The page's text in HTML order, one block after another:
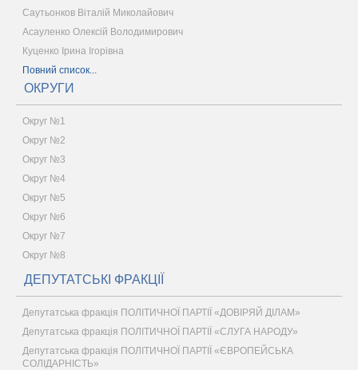
Саутьонков Віталій Миколайович
Асауленко Олексій Володимирович
Куценко Ірина Ігорівна
Повний список...
ОКРУГИ
Округ №1
Округ №2
Округ №3
Округ №4
Округ №5
Округ №6
Округ №7
Округ №8
ДЕПУТАТСЬКІ ФРАКЦІЇ
Депутатська фракція ПОЛІТИЧНОЇ ПАРТІЇ «ДОВІРЯЙ ДІЛАМ»
Депутатська фракція ПОЛІТИЧНОЇ ПАРТІЇ «СЛУГА НАРОДУ»
Депутатська фракція ПОЛІТИЧНОЇ ПАРТІЇ «ЄВРОПЕЙСЬКА
СОЛІДАРНІСТЬ»